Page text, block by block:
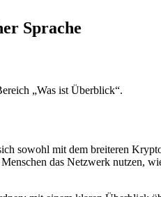
Sprache
„Was ist Überblick“.
sowohl mit dem breiteren
das Netzwerk nutzen,